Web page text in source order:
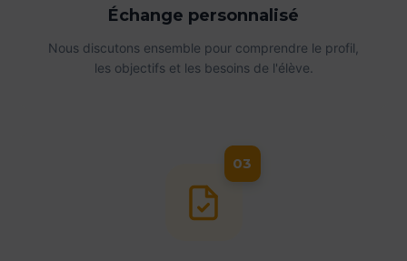
Échange personnalisé
Nous discutons ensemble pour comprendre le profil,
les objectifs et les besoins de l'élève.
03